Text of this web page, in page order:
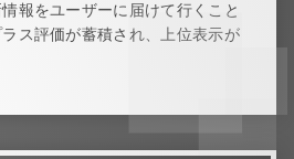
報をユーザーに届けて行くこと
ス評価が蓄積され、上位表示が